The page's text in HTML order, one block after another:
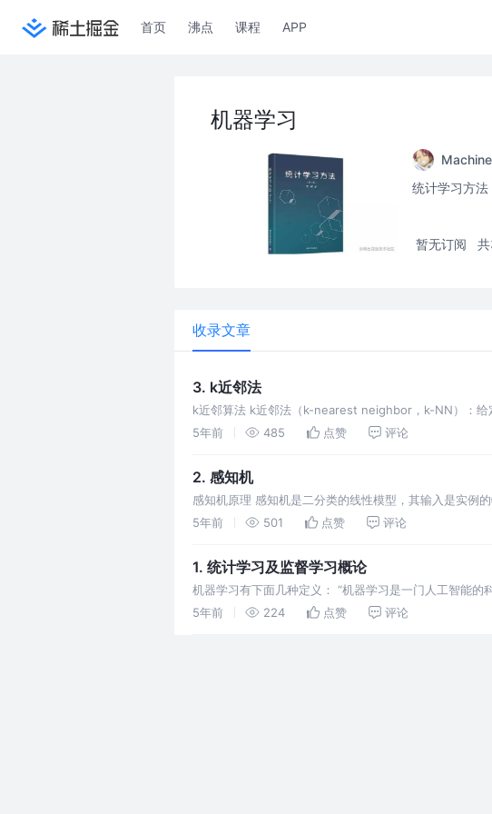
首页 沸点 课程 APP
机器学习
统计学习方
暂无订阅
收录文章
3. k近邻法
k近邻算法 k近邻法（k-nearest neighbor，k-NN）：给
个实例，这k个实例的多数属于某个类，就把该输入实例分
5年前 485 点赞 评论
2. 感知机
感知机原理 感知机是二分类的线性模型，其输入是实例
5年前
501 点赞 评论
1. 统计学习及监督学习概论
机器学习有下面几种定义： “机器学习是一门人工智能
法的性能”。 “机器学习是对能通过经验自动改进的计算机
5年前 224 点赞 评论